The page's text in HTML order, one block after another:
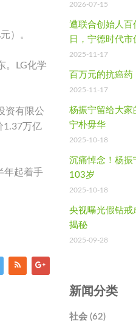
）。
。LG化学
资有限公
1.37万亿
年起着手
2026-07-15
遭联合创始人百
日，宁德时代
2025-11-17
百万元的抗癌药
2025-11-17
杨振宁留给大家
宁朴毋华
2025-10-18
沉痛悼念！杨振
103岁
2025-10-18
央视曝光假钻戒
揭秘
2025-09-28
新闻分类
社会 (62)